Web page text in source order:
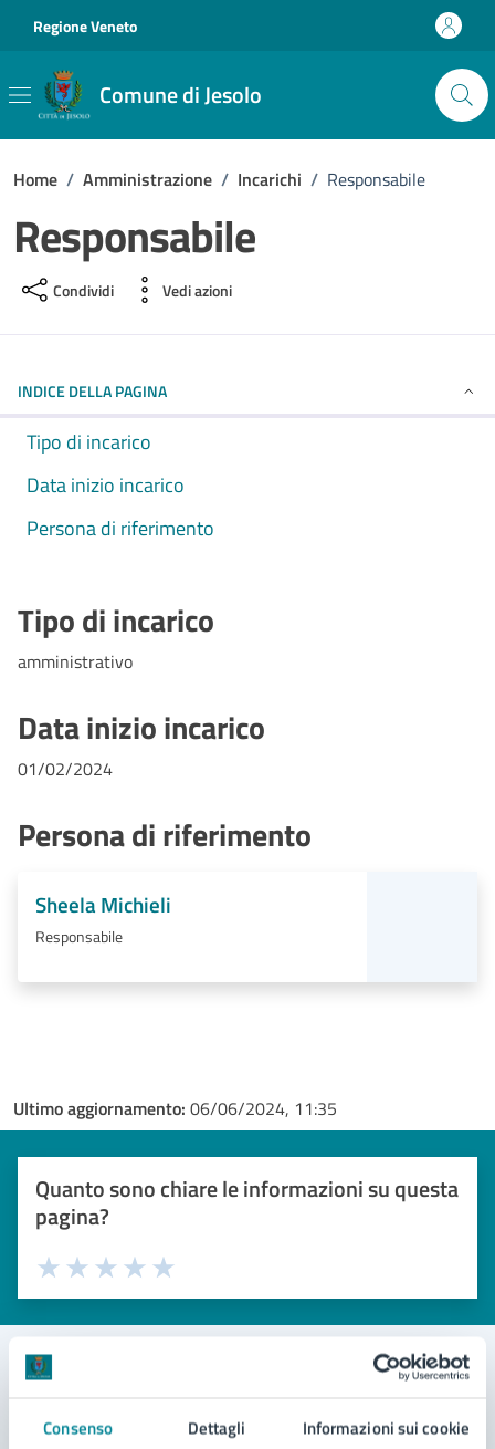
Consenso Dettagli Informazioni sui cookie
Regione Veneto
Comune di Jesolo
Home / Amministrazione / Incarichi / Responsabile
Responsabile
Condividi Vedi azioni
INDICE DELLA PAGINA
Tipo di incarico
Data inizio incarico
Persona di riferimento
Tipo di incarico
amministrativo
Data inizio incarico
01/02/2024
Persona di riferimento
Sheela Michieli
Responsabile
Ultimo aggiornamento: 06/06/2024, 11:35
Quanto sono chiare le informazioni su questa
pagina?
Valuta 5 stelle su 5
Valuta 4 stelle su 5
Valuta 3 stelle su 5
Valuta 2 stelle su 5
Valuta 1 stelle su 5
Contatta il comune